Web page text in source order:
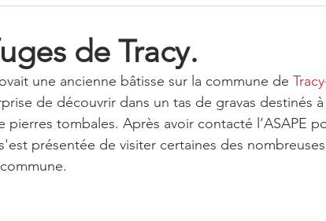
de Tracy.
une ancienne bâtisse sur la commune de
de découvrir dans un tas de gravas destinés à
pierres tombales. Après avoir contacté l’ASAPE
présentée de visiter certaines des